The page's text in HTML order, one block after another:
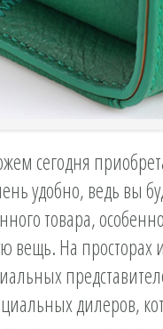
сегодня
удобно, ведь вы
товара,
вещь. На просторах
дилеров,